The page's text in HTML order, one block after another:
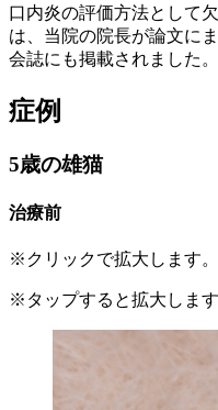
口内炎の評価方法として
は、当院の院長が論文に
会誌にも掲載されました。
症例
5歳の雄猫
治療前
※クリックで拡大します。
※タップすると拡大します